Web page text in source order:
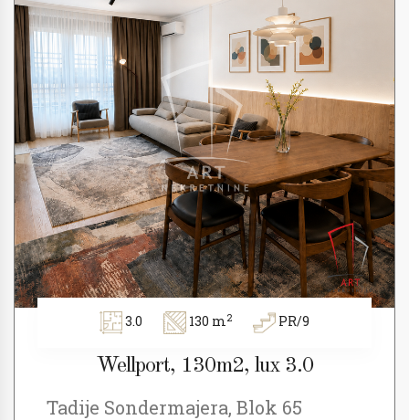
3.0 130 m2 PR/9
Wellport, 130m2, lux 3.0
Tadije Sondermajera, Blok 65